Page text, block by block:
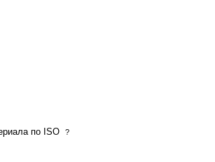
по ISO ?